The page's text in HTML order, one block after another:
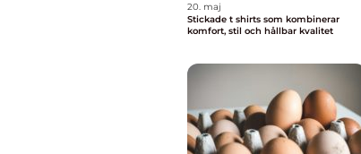
20. maj
Stickade t shirts som kombinerar
komfort, stil och hållbar kvalitet